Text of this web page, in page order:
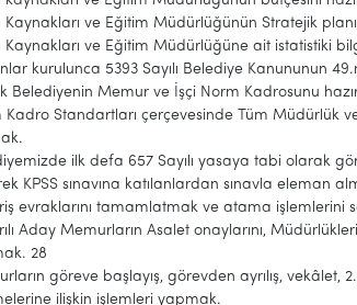
Kaynakları ve Eğitim Müdürlüğünün Stratejik
Kaynakları ve Eğitim Müdürlüğüne ait istatistiki
kurulunca 5393 Sayılı Belediye Kanununun
Belediyenin Memur ve İşçi Norm Kadrosunu
Kadro Standartları çerçevesinde Tüm Müdürlük
ilk defa 657 Sayılı yasaya tabi olarak
KPSS sınavına katılanlardan sınavla eleman
evraklarını tamamlatmak ve atama işlemlerini
Aday Memurların Asalet onaylarını,
28
göreve başlayış, görevden ayrılış,
ilişkin işlemleri yapmak.